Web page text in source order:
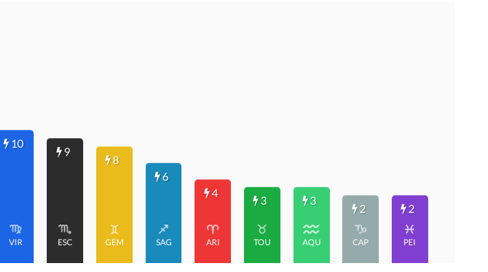
10
VIR
9
ESC
8
GEM
6
SAG
4
ARI
3
TOU
3
AQU
2
CAP
2
PEI